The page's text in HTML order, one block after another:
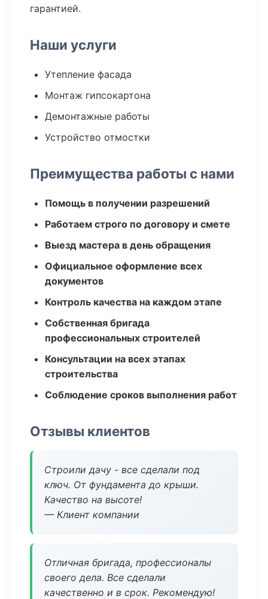
гарантией.
Наши услуги
Утепление фасада
Монтаж гипсокартона
Демонтажные работы
Устройство отмостки
Преимущества работы с нами
Помощь в получении разрешений
Работаем строго по договору и смете
Выезд мастера в день обращения
Официальное оформление всех
документов
Контроль качества на каждом этапе
Собственная бригада
профессиональных строителей
Консультации на всех этапах
строительства
Соблюдение сроков выполнения работ
Отзывы клиентов
Строили дачу - все сделали под
ключ. От фундамента до крыши.
Качество на высоте!
— Клиент компании
Отличная бригада, профессионалы
своего дела. Все сделали
качественно и в срок. Рекомендую!